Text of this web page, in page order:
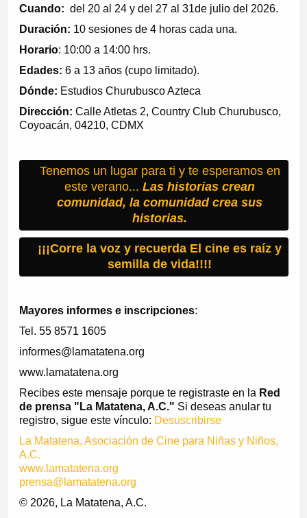
Cuando: del 20 al 24 y del 27 al 31de julio del 2026.
Duración: 10 sesiones de 4 horas cada una.
Horario: 10:00 a 14:00 hrs.
Edades: 6 a 13 años (cupo limitado).
Dónde: Estudios Churubusco Azteca
Dirección: Calle Atletas 2, Country Club Churubusco,
Coyoacán, 04210, CDMX
Tenemos un lugar para ti y te esperamos en
este verano...Las historias crean
comunidad, la comunidad crea sus
historias.
¡¡¡Corre la voz y recuerda El cine es raíz y
semilla de vida!!!!
Mayores informes e inscripciones:
Tel. 55 8571 1605
informes@lamatatena.org
www.lamatatena.org
Recibes este mensaje porque te registraste en la Red
de prensa "La Matatena, A.C." Si deseas anular tu
registro, sigue este vínculo: Desuscribirse
La Matatena, Asociación de Cine para Niñas y Niños,
A.C.
www.lamatatena.org
prensa@lamatatena.org
© 2026, La Matatena, A.C.